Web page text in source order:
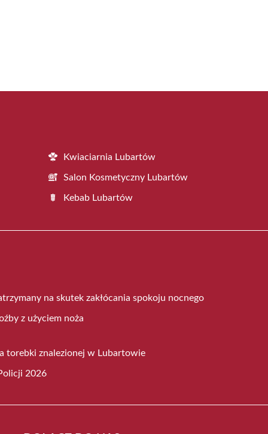
Kwiaciarnia Lubartów
Salon Kosmetyczny Lubartów
Kebab Lubartów
na skutek zakłócania spokoju nocnego
z użyciem noża
torebki znalezionej w Lubartowie
2026